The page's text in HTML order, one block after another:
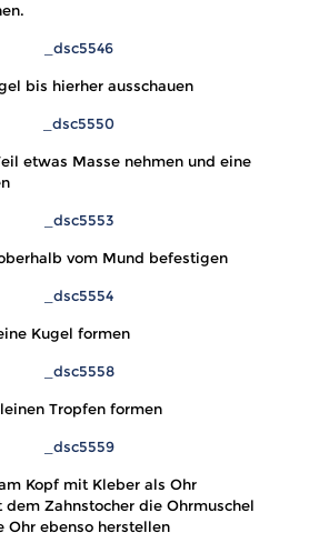
bis hierher ausschauen
etwas Masse nehmen und eine
vom Mund befestigen
Kugel formen
Tropfen formen
Kopf mit Kleber als Ohr
Zahnstocher die Ohrmuschel
Ohr ebenso herstellen